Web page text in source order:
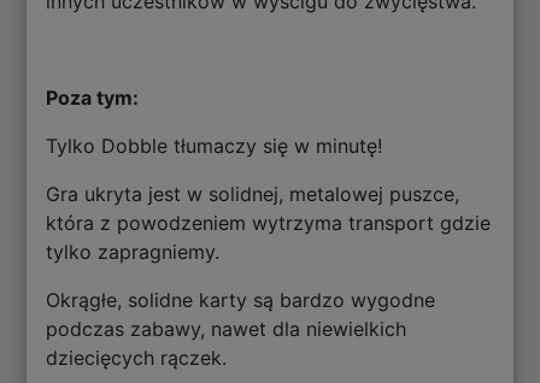
Poza tym:
Tylko Dobble tłumaczy się w minutę!
Gra ukryta jest w solidnej, metalowej puszce,
która z powodzeniem wytrzyma transport gdzie
tylko zapragniemy.
Okrągłe, solidne karty są bardzo wygodne
podczas zabawy, nawet dla niewielkich
dziecięcych rączek.